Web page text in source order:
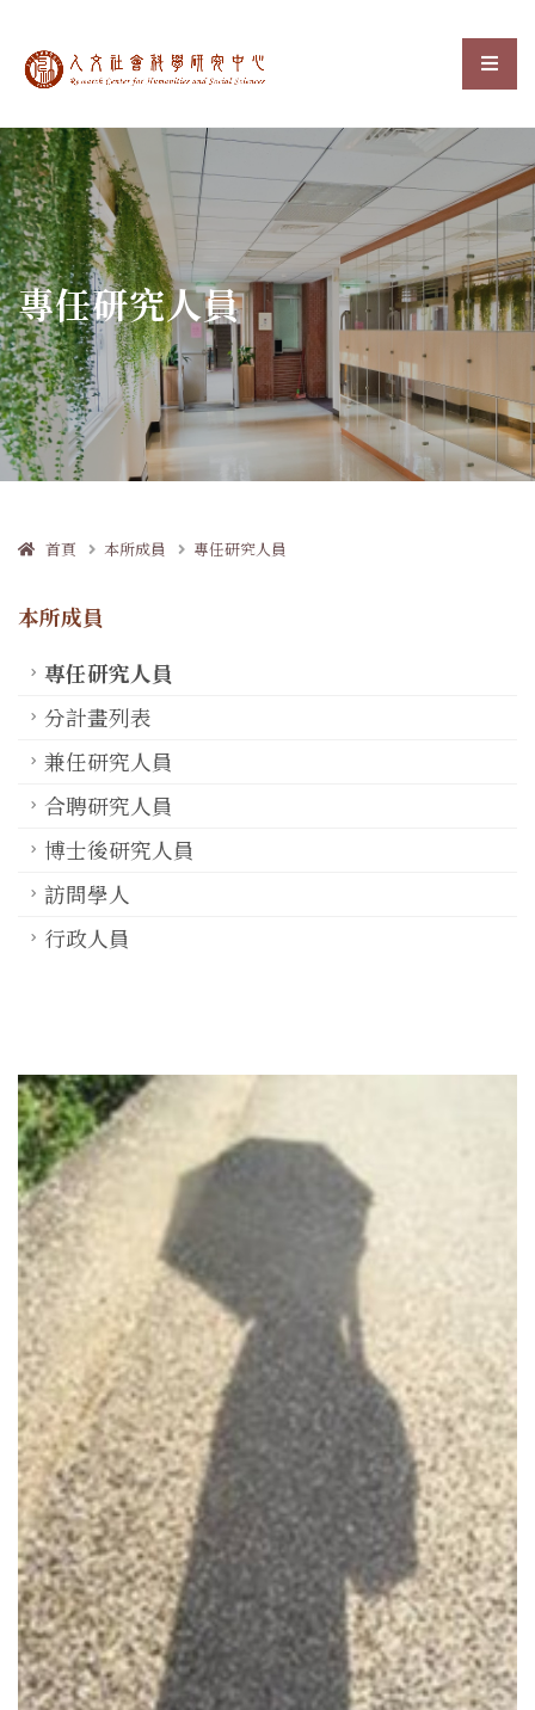
中央研究院人文社會科選
:::
專任研究人員
首頁 本所成員 專任研究人員
本所成員
專任研究人員
分計畫列表
兼任研究人員
合聘研究人員
博士後研究人員
訪問學人
行政人員